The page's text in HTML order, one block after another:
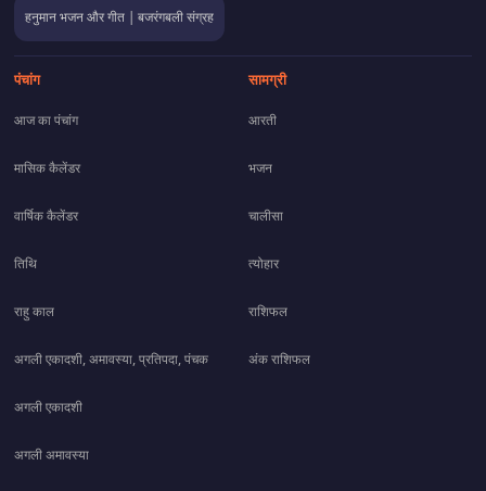
हनुमान भजन और गीत | बजरंगबली संग्रह
पंचांग
आज का पंचांग
मासिक कैलेंडर
वार्षिक कैलेंडर
तिथि
राहु काल
अगली एकादशी, अमावस्या, प्रतिपदा, पंचक
अगली एकादशी
अगली अमावस्या
सामग्री
आरती
भजन
चालीसा
त्योहार
राशिफल
अंक राशिफल